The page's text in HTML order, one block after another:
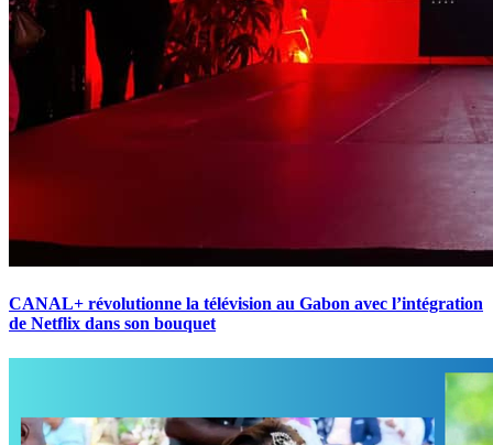
CANAL+ révolutionne la télévision au Gabon avec l’intégration
de Netflix dans son bouquet